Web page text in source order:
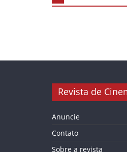
Revista de
Anuncie
Contato
Sobre a revista